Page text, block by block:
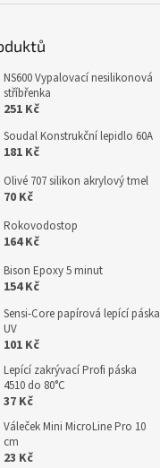
NS600 Vypalovací nesilikonová
stříbřenka
251 Kč
Soudal Konstrukční lepidlo 60A
181 Kč
Olivé 707 silikon akrylový tmel
70 Kč
Rokovodostop
164 Kč
Bison Epoxy 5 minut
154 Kč
Sensi-Core papírová lepící páska
UV
101 Kč
Lepící zakrývací Profi páska
4510 do 80°C
37 Kč
Váleček Mini MicroLine Pro 10
cm
23 Kč